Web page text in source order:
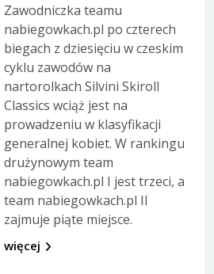
Zawodniczka teamu
nabiegowkach.pl po czterech
biegach z dziesięciu w czeskim
cyklu zawodów na
nartorolkach Silvini Skiroll
Classics wciąż jest na
prowadzeniu w klasyfikacji
generalnej kobiet. W rankingu
drużynowym team
nabiegowkach.pl I jest trzeci, a
team nabiegowkach.pl II
zajmuje piąte miejsce.
więcej